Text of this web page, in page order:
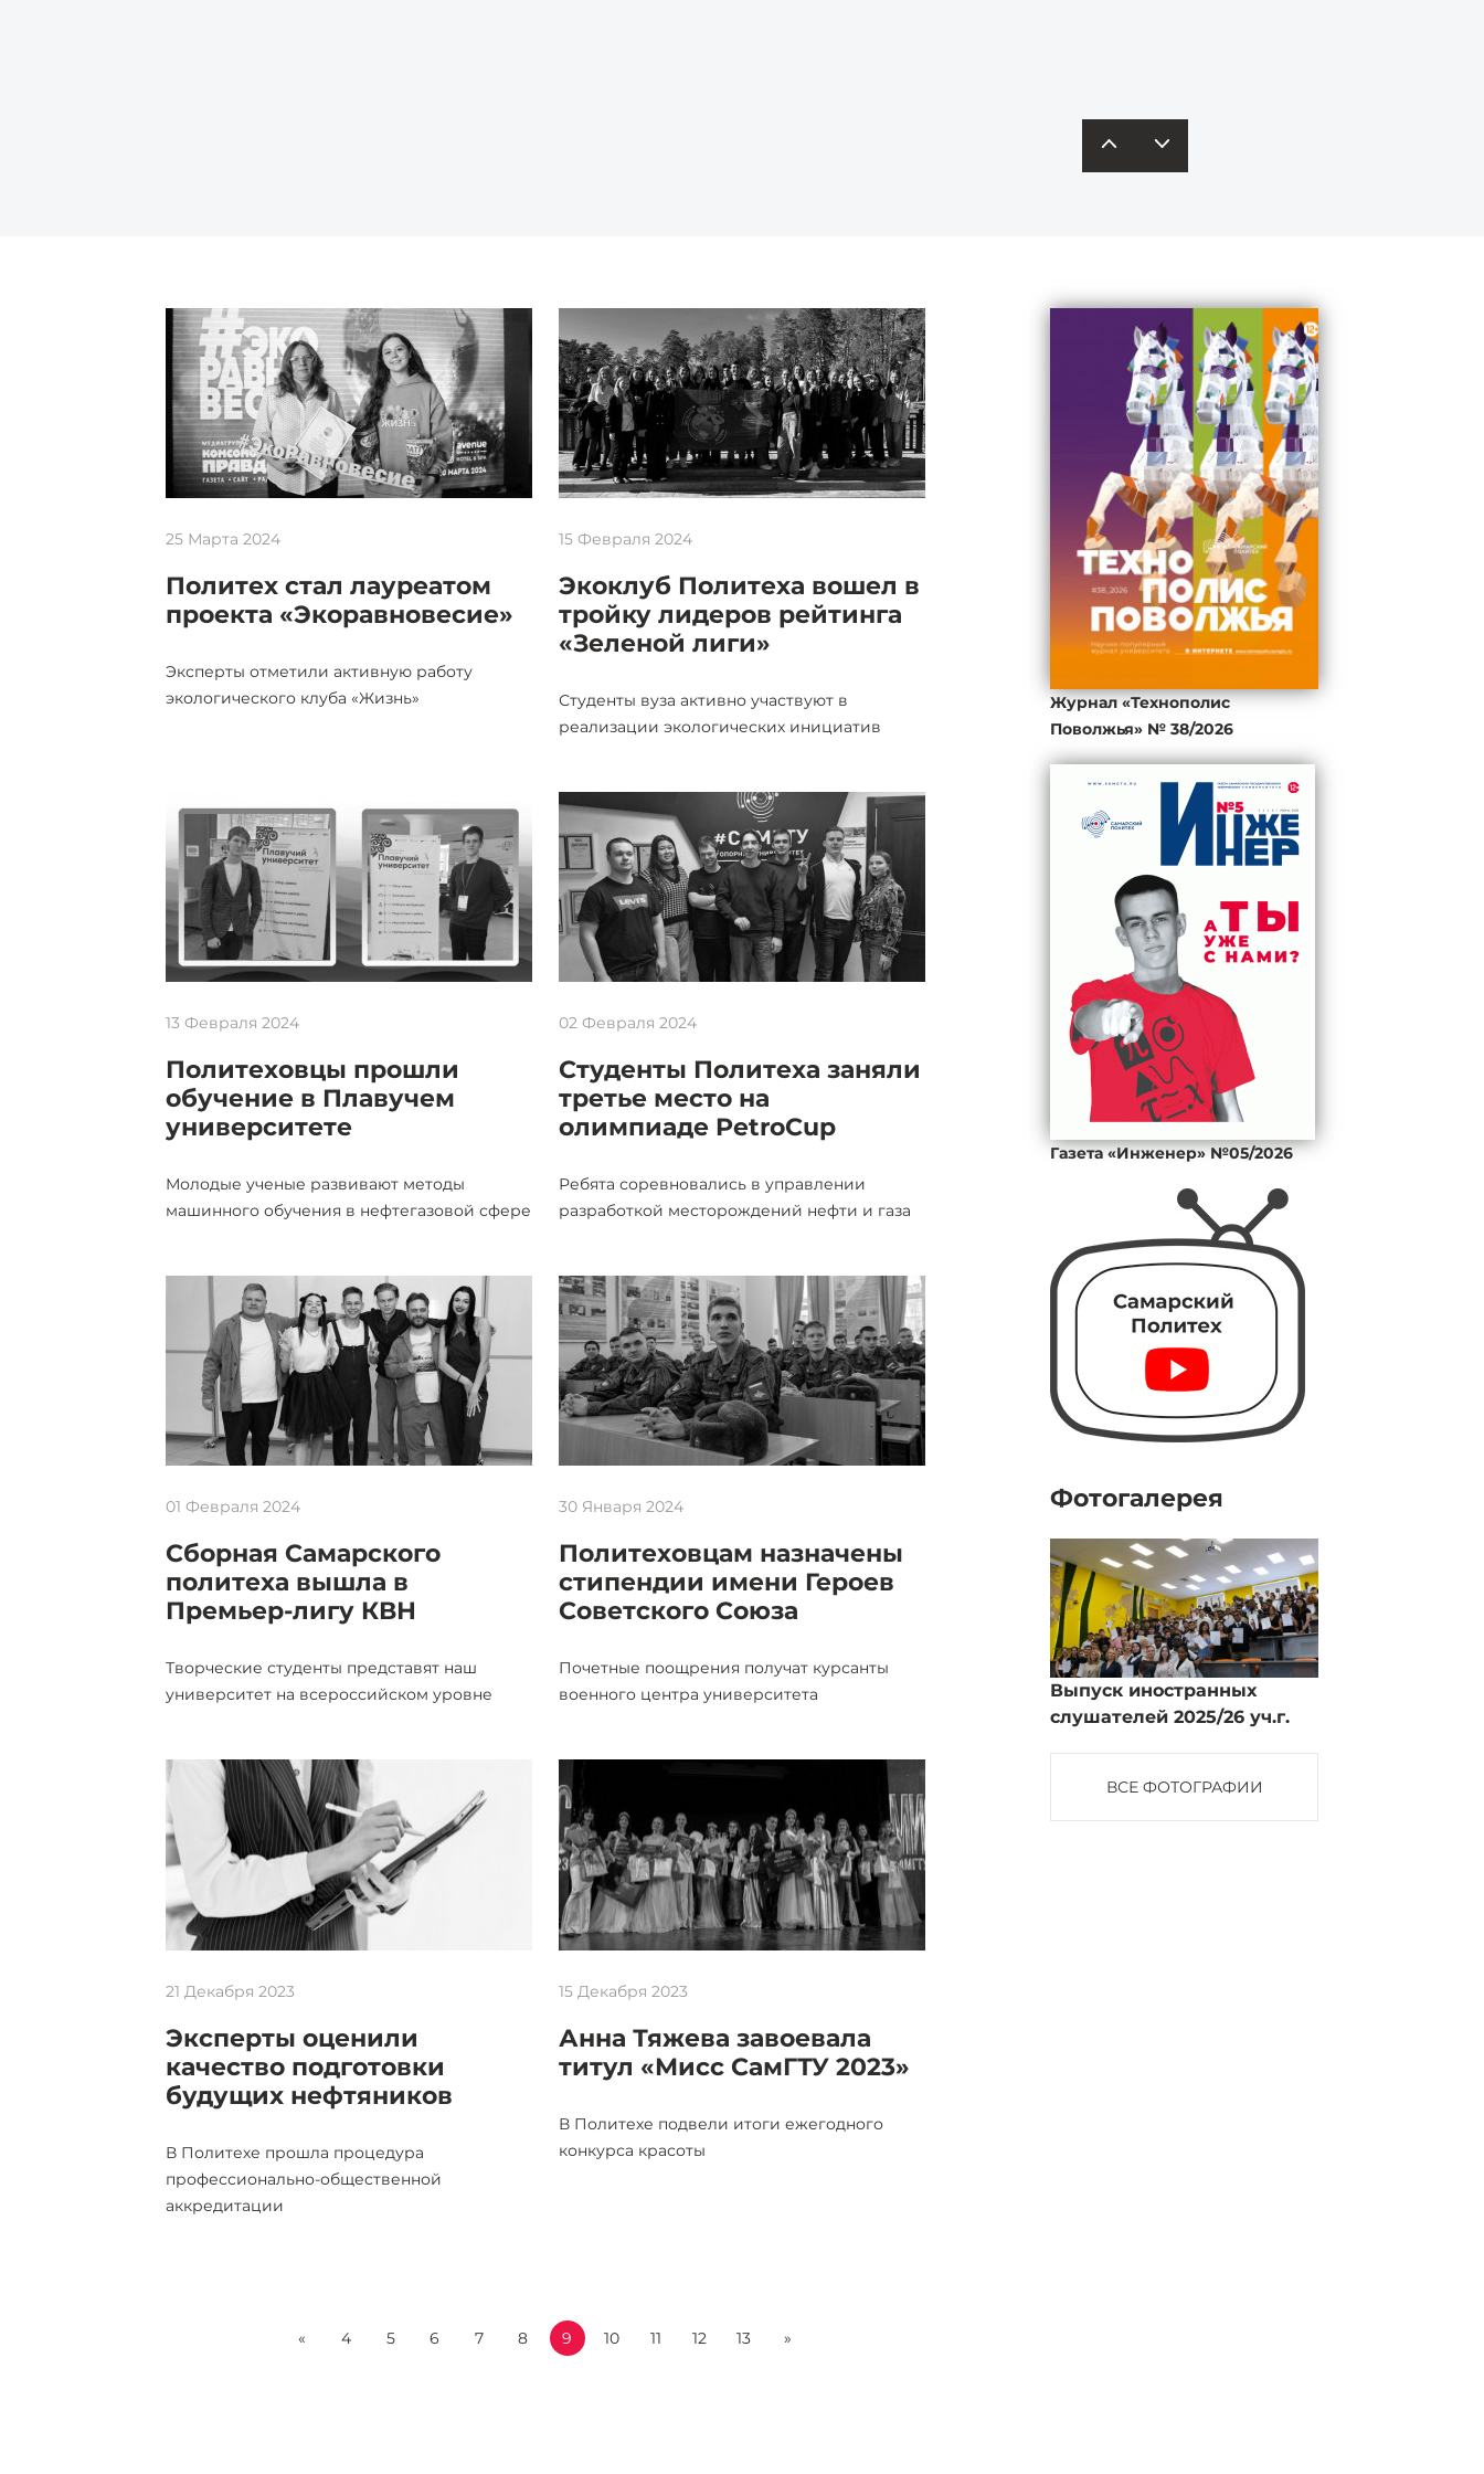
25 Марта 2024
Политех стал лауреатом
проекта «Экоравновесие»
Эксперты отметили активную работу
экологического клуба «Жизнь»
15 Февраля 2024
Экоклуб Политеха вошел в
тройку лидеров рейтинга
«Зеленой лиги»
Студенты вуза активно участвуют в
реализации экологических инициатив
13 Февраля 2024
Политеховцы прошли
обучение в Плавучем
университете
Молодые ученые развивают методы
машинного обучения в нефтегазовой сфере
02 Февраля 2024
Студенты Политеха заняли
третье место на
олимпиаде PetroCup
Ребята соревновались в управлении
разработкой месторождений нефти и газа
01 Февраля 2024
Сборная Самарского
политеха вышла в
Премьер-лигу КВН
Творческие студенты представят наш
университет на всероссийском уровне
30 Января 2024
Политеховцам назначены
стипендии имени Героев
Советского Союза
Почетные поощрения получат курсанты
военного центра университета
21 Декабря 2023
Эксперты оценили
качество подготовки
будущих нефтяников
В Политехе прошла процедура
профессионально-общественной
аккредитации
15 Декабря 2023
Анна Тяжева завоевала
титул «Мисс СамГТУ 2023»
В Политехе подвели итоги ежегодного
конкурса красоты
« 4 5 6 7 8 9 10 11 12 13 »
Журнал «Технополис
Поволжья» № 38/2026
Газета «Инженер» №05/2026
Фотогалерея
Выпуск иностранных
слушателей 2025/26 уч.г.
ВСЕ ФОТОГРАФИИ